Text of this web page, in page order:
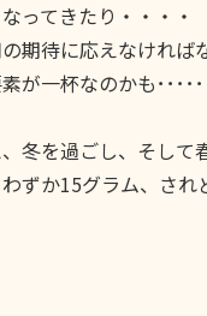
ってきたり・・・・
期待に応えなければ
が一杯なのかも･････
冬を過ごし、そして
ずか15グラム、され